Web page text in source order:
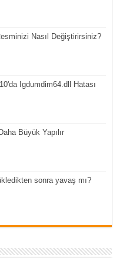
Nasıl Değiştirirsiniz?
Igdumdim64.dll Hatası
Büyük Yapılır
sonra yavaş mı?